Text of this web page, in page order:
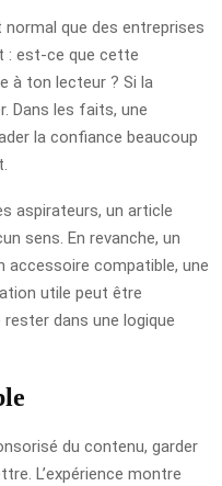
que des entreprises
: est-ce que cette
à ton lecteur ? Si la
Dans les faits, une
la confiance beaucoup
aspirateurs, un article
sens. En revanche, un
accessoire compatible, une
utile peut être
rester dans une logique
du contenu, garder
L’expérience montre